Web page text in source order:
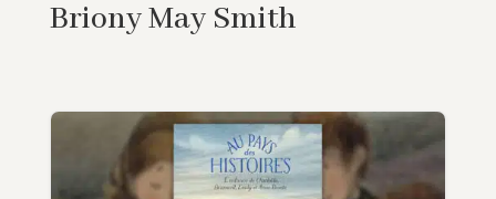
Briony May Smith